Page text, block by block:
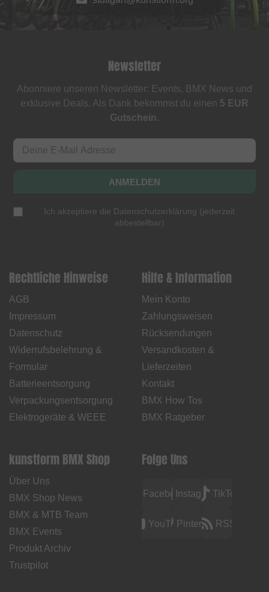
Newsletter
Abonniere unseren Newsletter: Events, BMX News und
exklusive Deals. Als Dank bekommst du einen 5 EUR
Gutschein.
ANMELDEN
Ich akzeptiere die Datenschutzerklärung (jederzeit
abbestellbar)
Rechtliche Hinweise
AGB
Impressum
Datenschutz
Widerrufsbelehrung &
Formular
Batterieentsorgung
Verpackungsentsorgung
Elektrogeräte & WEEE
Hilfe & Information
Mein Konto
Zahlungsweisen
Rücksendungen
Versandkosten &
Lieferzeiten
Kontakt
BMX How Tos
BMX Ratgeber
kunstform BMX Shop
Über Uns
BMX Shop News
BMX & MTB Team
BMX Events
Produkt Archiv
Trustpilot
Folge Uns
FacebookInstagramTikTok
YouTubePinterest RSS